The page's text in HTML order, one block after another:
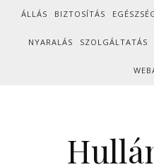
Skip to content
ÁLLÁS BIZTOSÍTÁS
NYARALÁS SZOLGÁLTATÁS